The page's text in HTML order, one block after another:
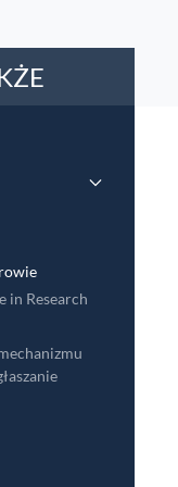
in Research